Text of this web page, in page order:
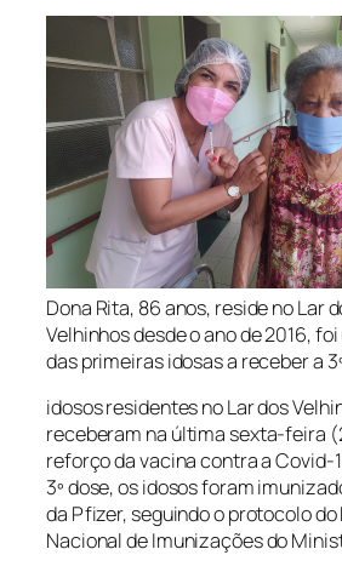
Dona Rita, 86 anos, reside no Lar
Velhinhos desde o ano de 2016,
das primeiras idosas a receber a
idosos residentes no Lar dos
receberam na última sexta-feira
reforço da vacina contra a Covid-
3º dose, os idosos foram
da Pfizer, seguindo o protocolo
Nacional de Imunizações do